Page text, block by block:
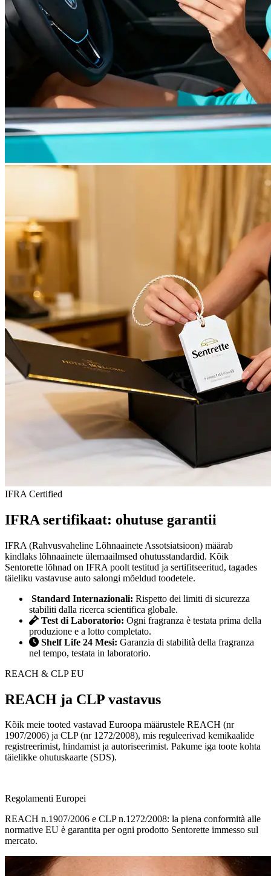
IFRA Certified
IFRA sertifikaat: ohutuse garantii
IFRA (Rahvusvaheline Lõhnaainete Assotsiatsioon) määrab
kindlaks lõhnaainete ülemaailmsed ohutusstandardid. Kõik
Sentorette lõhnad on IFRA poolt testitud ja sertifitseeritud, tagades
täieliku vastavuse auto salongi mõeldud toodetele.
Standard Internazionali: Rispetto dei limiti di sicurezza
stabiliti dalla ricerca scientifica globale.
Test di Laboratorio: Ogni fragranza è testata prima della
produzione e a lotto completato.
Shelf Life 24 Mesi: Garanzia di stabilità della fragranza
nel tempo, testata in laboratorio.
REACH & CLP EU
REACH ja CLP vastavus
Kõik meie tooted vastavad Euroopa määrustele REACH (nr
1907/2006) ja CLP (nr 1272/2008), mis reguleerivad kemikaalide
registreerimist, hindamist ja autoriseerimist. Pakume iga toote kohta
täielikke ohutuskaarte (SDS).
Regolamenti Europei
REACH n.1907/2006 e CLP n.1272/2008: la piena conformità alle
normative EU è garantita per ogni prodotto Sentorette immesso sul
mercato.